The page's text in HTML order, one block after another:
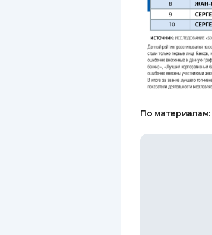
По материалам: